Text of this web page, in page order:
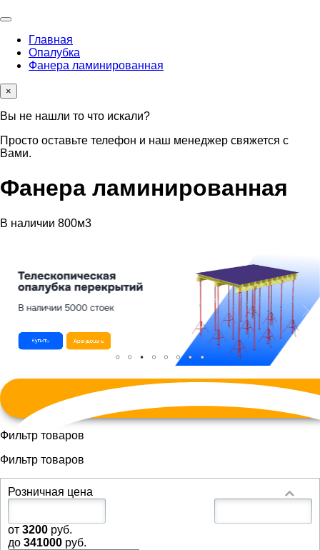
Главная
Опалубка
Фанера ламинированная
×
Вы не нашли то что искали?
Просто оставьте телефон и наш менеджер свяжется с
Вами.
Фанера ламинированная
В наличии 800м3
Фильтр товаров
Фильтр товаров
Розничная цена
от 3200 руб.
до 341000 руб.